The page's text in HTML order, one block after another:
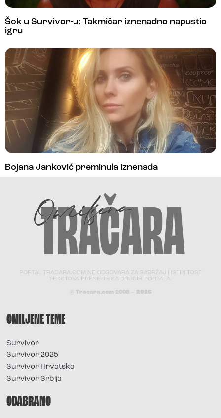
Šok u Survivor-u: Takmičar iznenadno napustio
igru
Bojana Janković preminula iznenada
PORTAL TRACARA.COM NE ODGOVARA ZA SADRŽAJ I ISTINITOST
TEKSTOVA PRENETIH SA DRUGIH PORTALA.
© Tracara.com 2008 – 2026
OMILJENE TEME
Survivor
Survivor 2025
Survivor Hrvatska
Survivor Srbija
ODABRANO